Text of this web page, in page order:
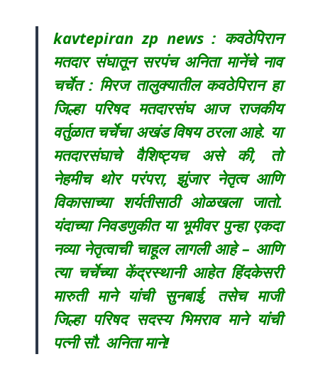
kavtepiran zp news : कवठेपिरान
मतदार संघातून सरपंच अनिता मानेंचे नाव
चर्चेत : मिरज तालुक्यातील कवठेपिरान हा
जिल्हा परिषद मतदारसंघ आज राजकीय
वर्तुळात चर्चेचा अखंड विषय ठरला आहे. या
मतदारसंघाचे वैशिष्ट्यच असे की, तो
नेहमीच थोर परंपरा, झुंजार नेतृत्व आणि
विकासाच्या शर्यतीसाठी ओळखला जातो.
यंदाच्या निवडणुकीत या भूमीवर पुन्हा एकदा
नव्या नेतृत्वाची चाहूल लागली आहे – आणि
त्या चर्चेच्या केंद्रस्थानी आहेत हिंदकेसरी
मारुती माने यांची सुनबाई, तसेच माजी
जिल्हा परिषद सदस्य भिमराव माने यांची
पत्नी सौ. अनिता माने!